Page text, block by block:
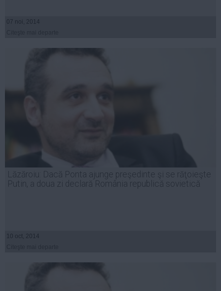
07 noi, 2014
Lăzăroiu: Dacă Ponta ajunge preşedinte şi se răţoieşte
Putin, a doua zi declară România republică sovietică
10 oct, 2014